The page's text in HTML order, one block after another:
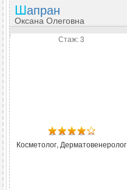
Шапран
Оксана Олеговна
Стаж: 3
Косметолог, Дерматовенеролог